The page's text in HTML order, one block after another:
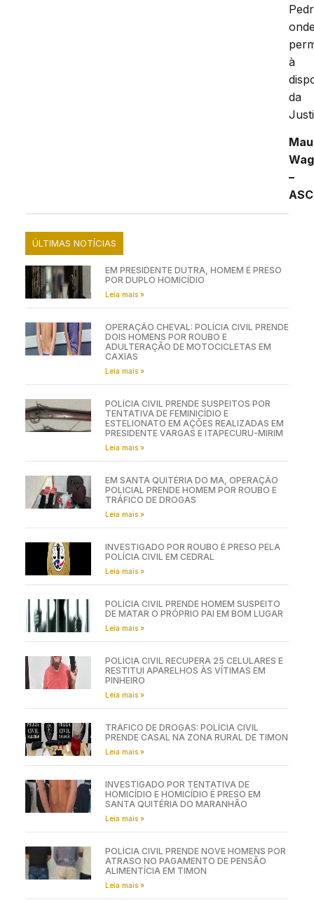
à
da
–
ÚLTIMAS NOTÍCIAS
EM PRESIDENTE DUTRA, HOMEM É PRESO
POR DUPLO HOMICÍDIO
Leia mais »
OPERAÇÃO CHEVAL: POLÍCIA CIVIL PRENDE
DOIS HOMENS POR ROUBO E
ADULTERAÇÃO DE MOTOCICLETAS EM
CAXIAS
Leia mais »
POLÍCIA CIVIL PRENDE SUSPEITOS POR
TENTATIVA DE FEMINICÍDIO E
ESTELIONATO EM AÇÕES REALIZADAS EM
PRESIDENTE VARGAS E ITAPECURU-MIRIM
Leia mais »
EM SANTA QUITÉRIA DO MA, OPERAÇÃO
POLICIAL PRENDE HOMEM POR ROUBO E
TRÁFICO DE DROGAS
Leia mais »
INVESTIGADO POR ROUBO É PRESO PELA
POLÍCIA CIVIL EM CEDRAL
Leia mais »
POLÍCIA CIVIL PRENDE HOMEM SUSPEITO
DE MATAR O PRÓPRIO PAI EM BOM LUGAR
Leia mais »
POLÍCIA CIVIL RECUPERA 25 CELULARES E
RESTITUI APARELHOS ÀS VÍTIMAS EM
PINHEIRO
Leia mais »
TRÁFICO DE DROGAS: POLÍCIA CIVIL
PRENDE CASAL NA ZONA RURAL DE TIMON
Leia mais »
INVESTIGADO POR TENTATIVA DE
HOMICÍDIO E HOMICÍDIO É PRESO EM
SANTA QUITÉRIA DO MARANHÃO
Leia mais »
POLÍCIA CIVIL PRENDE NOVE HOMENS POR
ATRASO NO PAGAMENTO DE PENSÃO
ALIMENTÍCIA EM TIMON
Leia mais »